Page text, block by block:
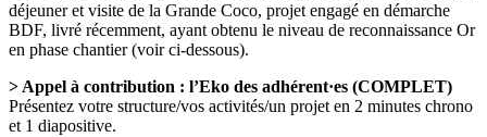
déjeuner et visite de la Grande Coco, projet engagé en démarche
BDF, livré récemment, ayant obtenu le niveau de reconnaissance Or
en phase chantier (voir ci-dessous).
> Appel à contribution : l’Eko des adhérent·es (COMPLET)
Présentez votre structure/vos activités/un projet en 2 minutes chrono
et 1 diapositive.